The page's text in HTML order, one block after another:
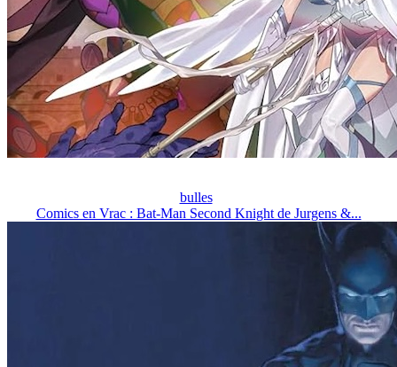
bulles
Comics en Vrac : Bat-Man Second Knight de Jurgens &...